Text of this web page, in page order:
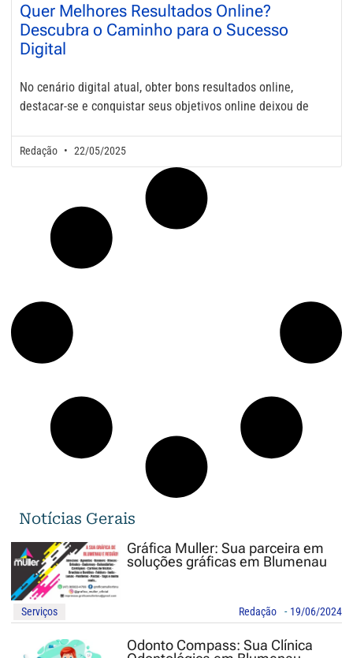
Quer Melhores Resultados Online?
Descubra o Caminho para o Sucesso
Digital
No cenário digital atual, obter bons resultados online,
destacar-se e conquistar seus objetivos online deixou de
Redação 22/05/2025
Notícias Gerais
Gráfica Muller: Sua parceira em
soluções gráficas em Blumenau
Serviços Redação - 19/06/2024
Odonto Compass: Sua Clínica